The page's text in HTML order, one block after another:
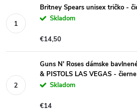
Britney Spears unisex tričko -
Skladom
€14,50
Guns N' Roses dámske
& PISTOLS LAS VEGAS - čierne
Skladom
€14